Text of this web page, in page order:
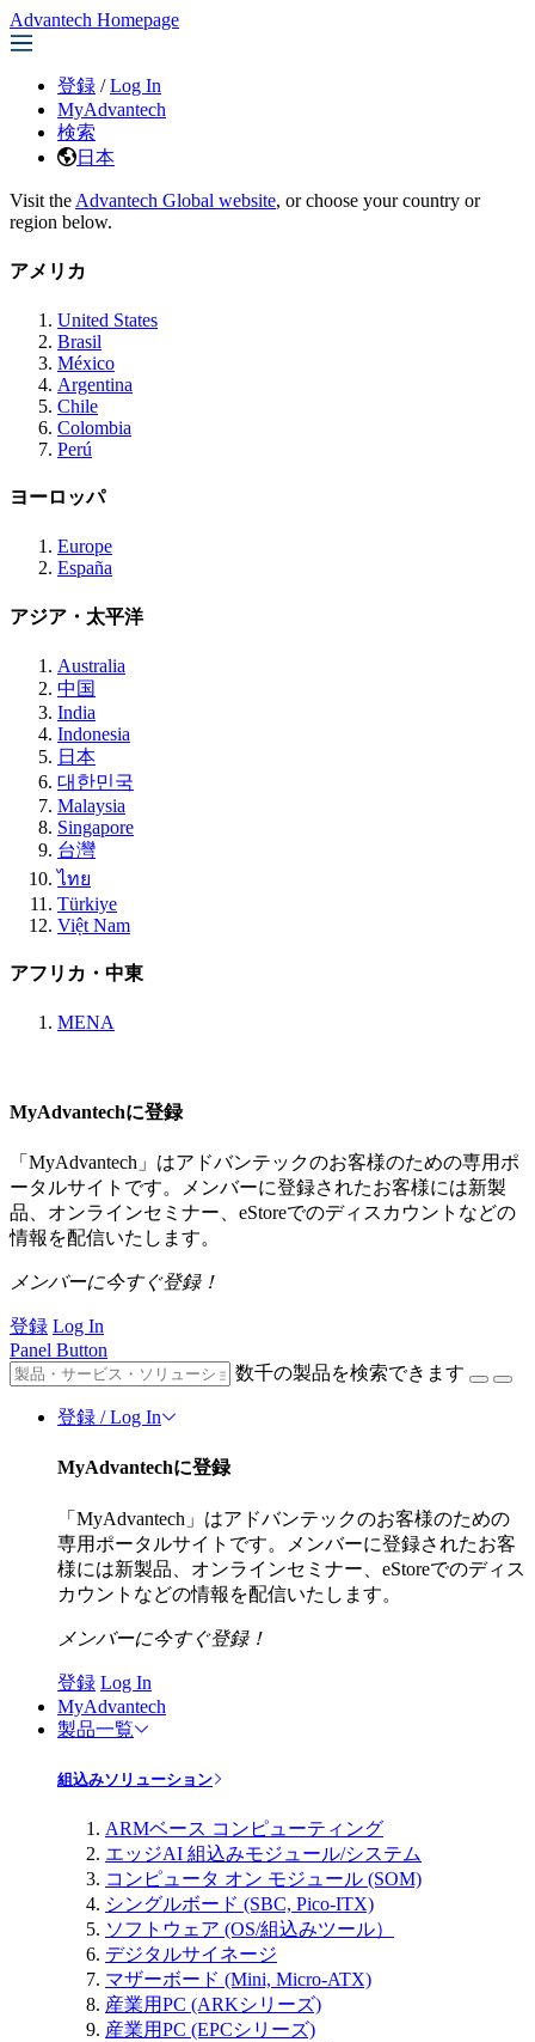
Advantech Homepage
登録 / Log In
MyAdvantech
検索
日本
Visit the Advantech Global website, or choose your country or
region below.
アメリカ
United States
Brasil
México
Argentina
Chile
Colombia
Perú
ヨーロッパ
Europe
España
アジア・太平洋
Australia
中国
India
Indonesia
日本
대한민국
Malaysia
Singapore
台灣
ไทย
Türkiye
Việt Nam
アフリカ・中東
MENA
MyAdvantechに登録
「MyAdvantech」はアドバンテックのお客様のための専用ポ
ータルサイトです。メンバーに登録されたお客様には新製
品、オンラインセミナー、eStoreでのディスカウントなどの
情報を配信いたします。
メンバーに今すぐ登録！
登録 Log In
Panel Button
数千の製品を検索できます
登録 / Log In
MyAdvantechに登録
「MyAdvantech」はアドバンテックのお客様のための
専用ポータルサイトです。メンバーに登録されたお客
様には新製品、オンラインセミナー、eStoreでのディス
カウントなどの情報を配信いたします。
メンバーに今すぐ登録！
登録 Log In
MyAdvantech
製品一覧
組込みソリューション
ARMベース コンピューティング
エッジAI 組込みモジュール/システム
コンピュータ オン モジュール (SOM)
シングルボード (SBC, Pico-ITX)
ソフトウェア (OS/組込みツール）
デジタルサイネージ
マザーボード (Mini, Micro-ATX)
産業用PC (ARKシリーズ)
産業用PC (EPCシリーズ)